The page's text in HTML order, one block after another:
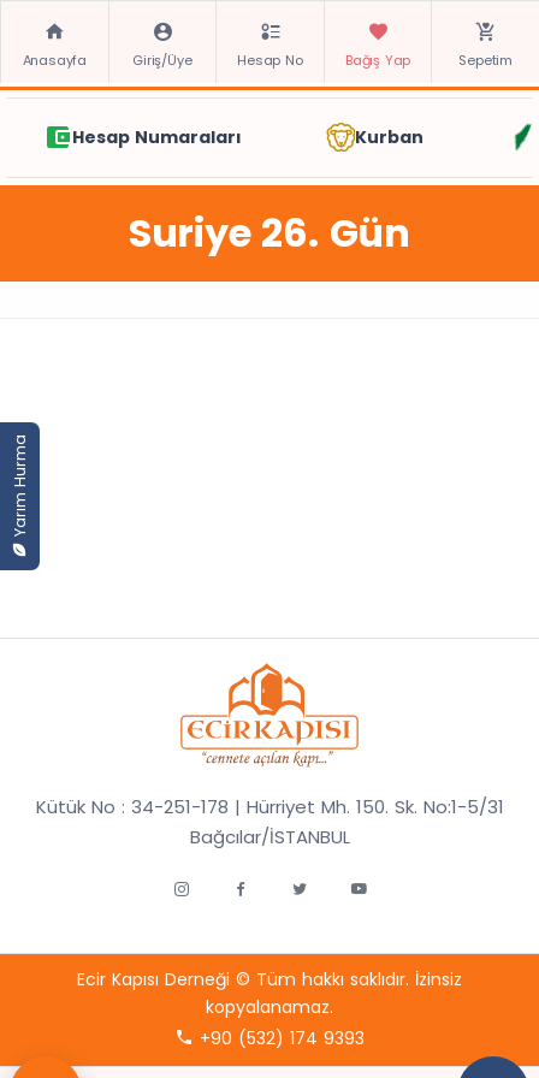
Anasayfa Giriş/Üye Hesap No Bağış Yap Sepetim
Yarım Hurma
Hesap Numaraları Kurban
Suriye 26. Gün
Kütük No : 34-251-178 | Hürriyet Mh. 150. Sk. No:1-5/31
Bağcılar/İSTANBUL
Ecir Kapısı Derneği © Tüm hakkı saklıdır. İzinsiz
kopyalanamaz.
+90 (532) 174 9393